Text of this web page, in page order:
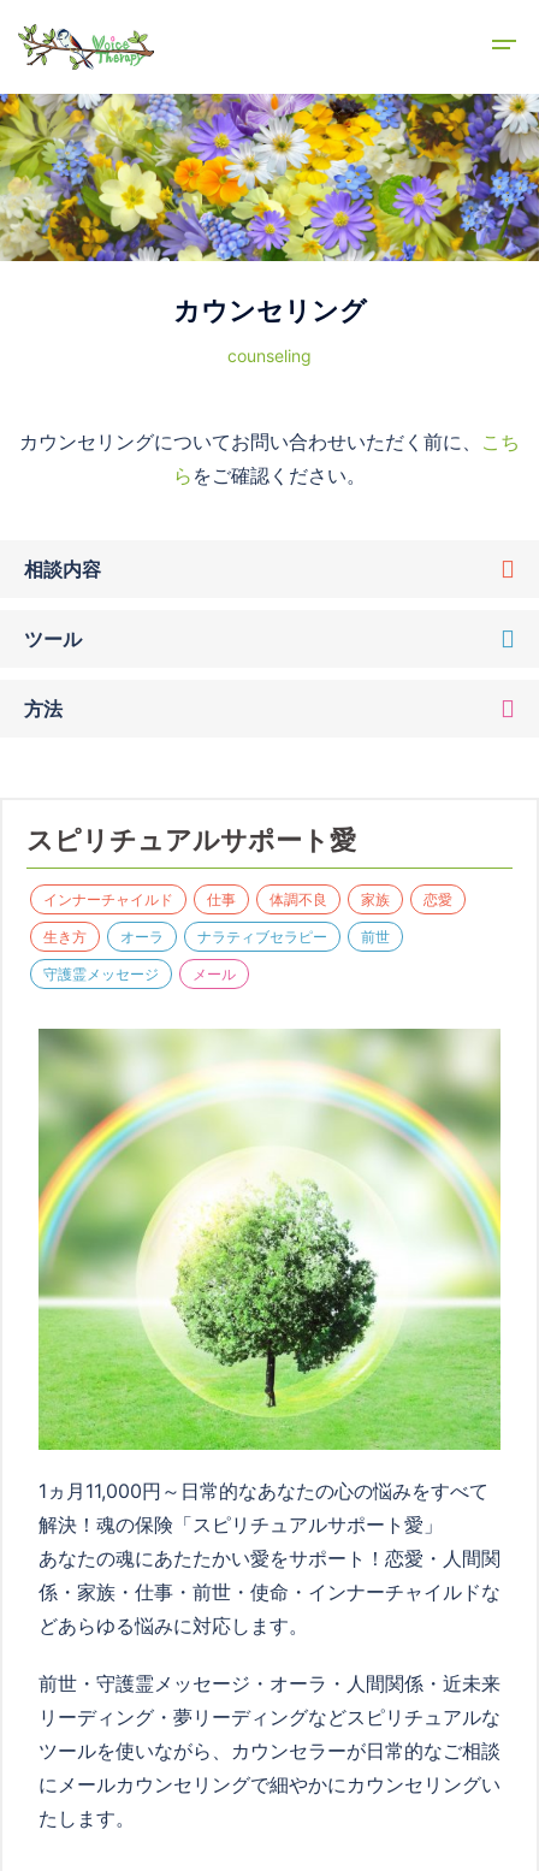
カウンセリング
counseling
カウンセリングについてお問い合わせいただく前に、 こち
ら をご確認ください。
相談内容
ツール
方法
スピリチュアルサポート愛
インナーチャイルド 仕事 体調不良 家族 恋愛
生き方 オーラ ナラティブセラピー 前世
守護霊メッセージ メール
1ヵ月11,000円～日常的なあなたの心の悩みをすべて
解決！魂の保険「スピリチュアルサポート愛」
あなたの魂にあたたかい愛をサポート！恋愛・人間関
係・家族・仕事・前世・使命・インナーチャイルドな
どあらゆる悩みに対応します。
前世・守護霊メッセージ・オーラ・人間関係・近未来
リーディング・夢リーディングなどスピリチュアルな
ツールを使いながら、カウンセラーが日常的なご相談
にメールカウンセリングで細やかにカウンセリングい
たします。